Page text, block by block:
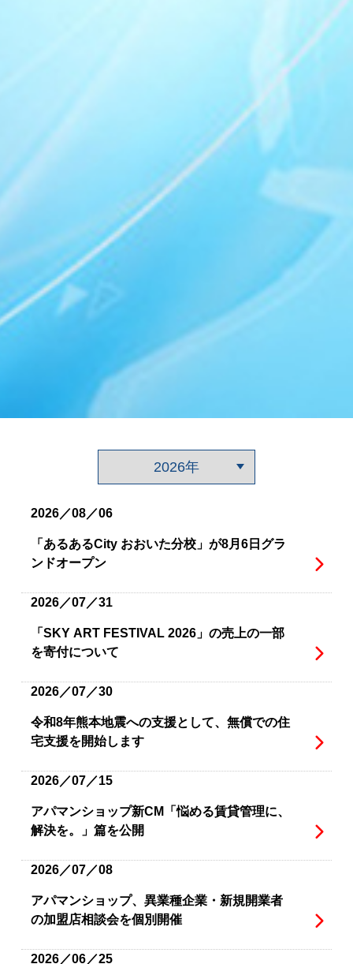
2026／08／06
「あるあるCity おおいた分校」が8月6日グラ
ンドオープン
2026／07／31
「SKY ART FESTIVAL 2026」の売上の一部
を寄付について
2026／07／30
令和8年熊本地震への支援として、無償での住
宅支援を開始します
2026／07／15
アパマンショップ新CM「悩める賃貸管理に、
解決を。」篇を公開
2026／07／08
アパマンショップ、異業種企業・新規開業者
の加盟店相談会を個別開催
2026／06／25